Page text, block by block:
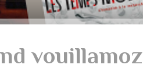
vouillamoz